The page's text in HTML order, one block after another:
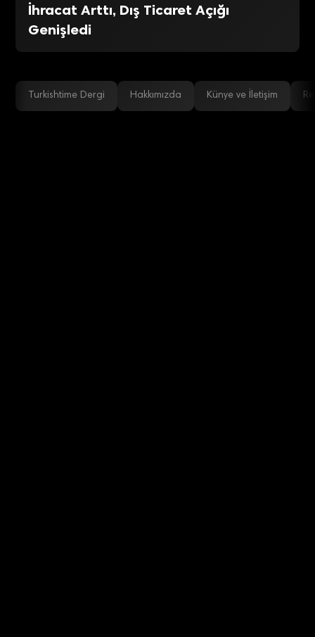
İhracat Arttı, Dış Ticaret Açığı
Genişledi
Turkishtime Dergi Hakkımızda Künye ve İletişim